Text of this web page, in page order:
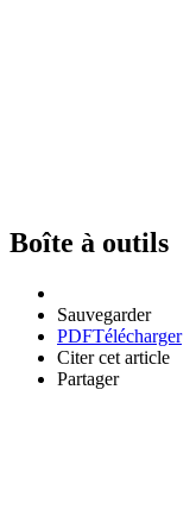
Boîte à outils
Sauvegarder
PDFTélécharger
Citer cet article
Partager